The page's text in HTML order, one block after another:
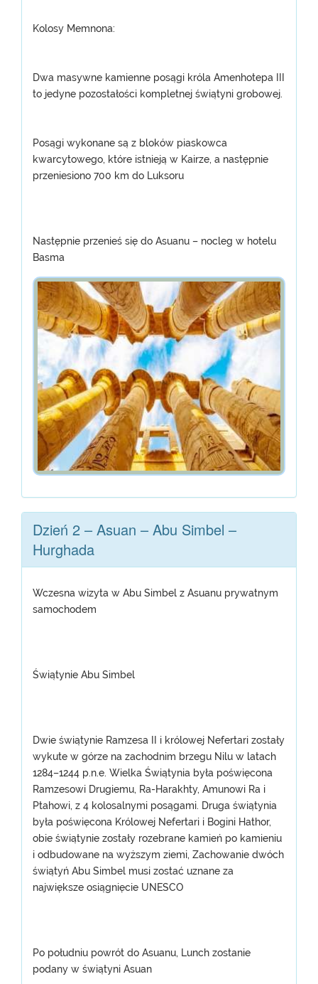
Kolosy Memnona:
Dwa masywne kamienne posągi króla Amenhotepa III
to jedyne pozostałości kompletnej świątyni grobowej.
Posągi wykonane są z bloków piaskowca
kwarcytowego, które istnieją w Kairze, a następnie
przeniesiono 700 km do Luksoru
Następnie przenieś się do Asuanu – nocleg w hotelu
Basma
Dzień 2 – Asuan – Abu Simbel –
Hurghada
Wczesna wizyta w Abu Simbel z Asuanu prywatnym
samochodem
Świątynie Abu Simbel
Dwie świątynie Ramzesa II i królowej Nefertari zostały
wykute w górze na zachodnim brzegu Nilu w latach
1284–1244 p.n.e. Wielka Świątynia była poświęcona
Ramzesowi Drugiemu, Ra-Harakhty, Amunowi Ra i
Ptahowi, z 4 kolosalnymi posągami. Druga świątynia
była poświęcona Królowej Nefertari i Bogini Hathor,
obie świątynie zostały rozebrane kamień po kamieniu
i odbudowane na wyższym ziemi, Zachowanie dwóch
świątyń Abu Simbel musi zostać uznane za
największe osiągnięcie UNESCO
Po południu powrót do Asuanu, Lunch zostanie
podany w świątyni Asuan